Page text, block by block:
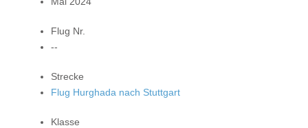
Flug Nr.
--
Strecke
Flug Hurghada nach Stuttgart
Klasse